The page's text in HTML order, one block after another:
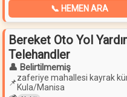
📞 HEMEN ARA
Bereket Oto Yol
Telehandler
👤 Belirtilmemiş
📌zaferiye mahallesi kayrak
Kula/Manisa